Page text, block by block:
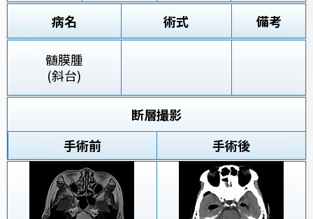
病名 術式 備考
髄膜腫
(斜台)
断層撮影
手術前
手術後